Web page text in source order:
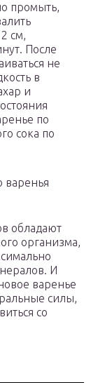
промыть,
см,
После
не
в
и
по
сока по
варенья
обладают
организма,
И
варенье
силы,
со